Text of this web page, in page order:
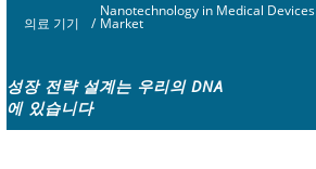
의료 기기 /
Nanotechnology in Medical Devices
Market
성장 전략 설계는 우리의 DNA
에 있습니다